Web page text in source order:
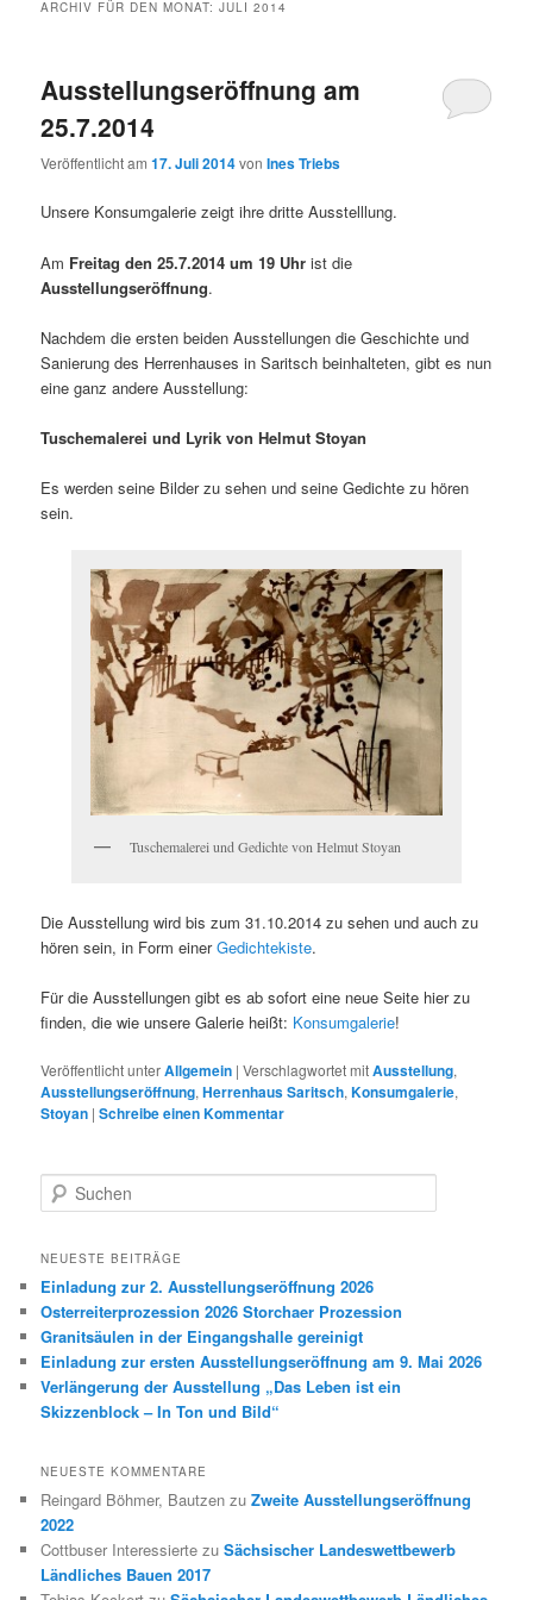
ARCHIV FÜR DEN MONAT:JULI 2014
Ausstellungseröffnung am
25.7.2014
Veröffentlicht am17. Juli 2014vonInes Triebs
Unsere Konsumgalerie zeigt ihre dritte Ausstelllung.
Am Freitag den 25.7.2014 um 19 Uhr ist die
Ausstellungseröffnung.
Nachdem die ersten beiden Ausstellungen die Geschichte und
Sanierung des Herrenhauses in Saritsch beinhalteten, gibt es nun
eine ganz andere Ausstellung:
Tuschemalerei und Lyrik von Helmut Stoyan
Es werden seine Bilder zu sehen und seine Gedichte zu hören
sein.
Tuschemalerei und Gedichte von Helmut Stoyan
Die Ausstellung wird bis zum 31.10.2014 zu sehen und auch zu
hören sein, in Form einerGedichtekiste.
Für die Ausstellungen gibt es ab sofort eine neue Seite hier zu
finden, die wie unsere Galerie heißt: Konsumgalerie!
Veröffentlicht unterAllgemein |Verschlagwortet mitAusstellung,
Ausstellungseröffnung,Herrenhaus Saritsch,Konsumgalerie,
Stoyan |Schreibe einen Kommentar
u
h
n
NEUESTE BEITRÄGE
Einladung zur 2. Ausstellungseröffnung 2026
Osterreiterprozession 2026 Storchaer Prozession
Granitsäulen in der Eingangshalle gereinigt
Einladung zur ersten Ausstellungseröffnung am 9. Mai 2026
Verlängerung der Ausstellung „Das Leben ist ein
Skizzenblock – In Ton und Bild“
NEUESTE KOMMENTARE
Reingard Böhmer, Bautzen zuZweite Ausstellungseröffnung
2022
Cottbuser Interessierte zuSächsischer Landeswettbewerb
Ländliches Bauen 2017